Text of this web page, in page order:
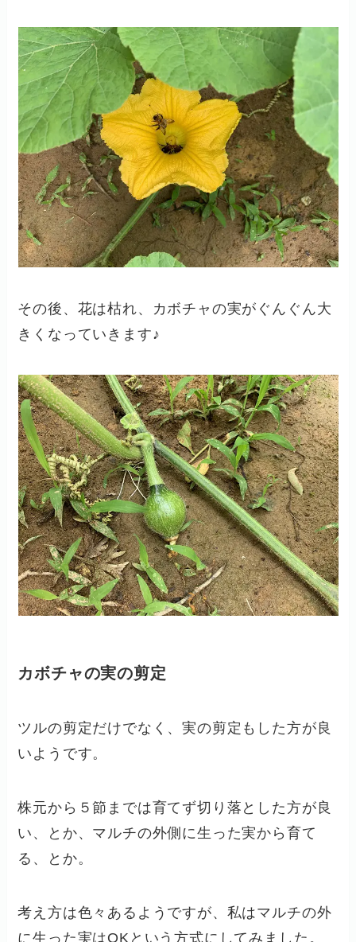
その後、花は枯れ、カボチャの実がぐんぐん大
きくなっていきます♪
カボチャの実の剪定
ツルの剪定だけでなく、実の剪定もした方が良
いようです。
株元から５節までは育てず切り落とした方が良
い、とか、マルチの外側に生った実から育て
る、とか。
考え方は色々あるようですが、私はマルチの外
に生った実はOKという方式にしてみました。